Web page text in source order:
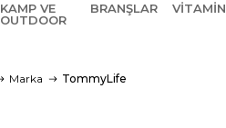
KAMP VE
OUTDOOR
BRANŞLAR VITAMIN
Marka TommyLife